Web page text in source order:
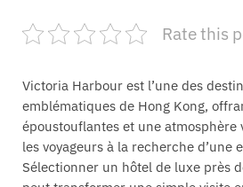
Rate this
Victoria Harbour est l’une des
emblématiques de Hong Kong,
époustouflantes et une
les voyageurs à la recherche d’une
Sélectionner un hôtel de luxe près